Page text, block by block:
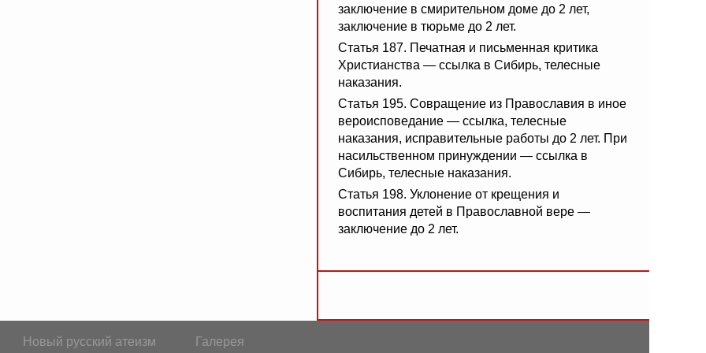
заключение в смирительном доме до 2 лет,
заключение в тюрьме до 2 лет.
Статья 187. Печатная и письменная критика
Христианства — ссылка в Сибирь, телесные
наказания.
Статья 195. Совращение из Православия в иное
вероисповедание — ссылка, телесные
наказания, исправительные работы до 2 лет. При
насильственном принуждении — ссылка в
Сибирь, телесные наказания.
Статья 198. Уклонение от крещения и
воспитания детей в Православной вере —
заключение до 2 лет.
Новый русский атеизм
Галерея